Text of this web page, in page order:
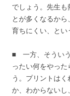
でしょう。先生
とが多くなるか
育ちにくい、とい
■ 一方、そうい
ったい何をやっ
う。プリントは
か、わからないし